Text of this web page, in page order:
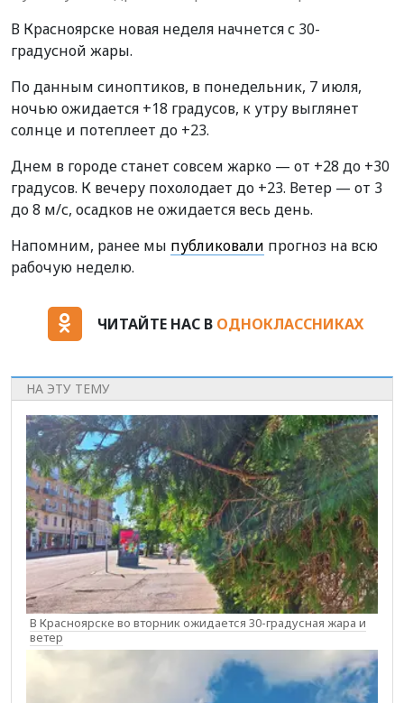
В Красноярске новая неделя начнется с 30-
градусной жары.
По данным синоптиков, в понедельник, 7 июля,
ночью ожидается +18 градусов, к утру выглянет
солнце и потеплеет до +23.
Днем в городе станет совсем жарко — от +28 до +30
градусов. К вечеру похолодает до +23. Ветер — от 3
до 8 м/с, осадков не ожидается весь день.
Напомним, ранее мы публиковали прогноз на всю
рабочую неделю.
ЧИТАЙТЕ НАС В ОДНОКЛАССНИКАХ
НА ЭТУ ТЕМУ
В Красноярске во вторник ожидается 30-градусная жара и
ветер